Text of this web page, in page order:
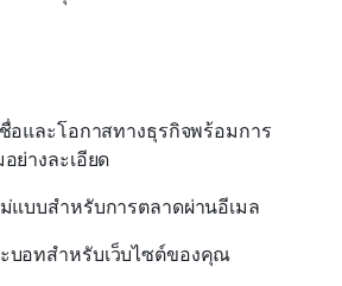
อและโอกาสทางธุรกิจพร้อมการ
ย่างละเอียด
แบบสำหรับการตลาดผ่านอีเมล
บอทสำหรับเว็บไซต์ของคุณ